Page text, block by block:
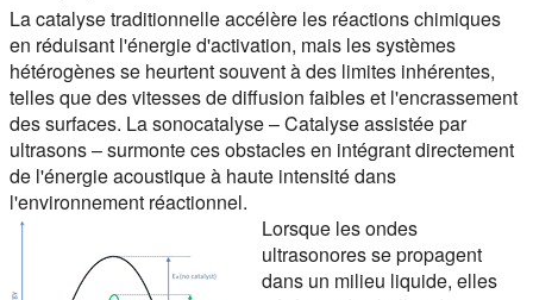
La catalyse traditionnelle accélère les réactions chimiques
en réduisant l'énergie d'activation, mais les systèmes
hétérogènes se heurtent souvent à des limites inhérentes,
telles que des vitesses de diffusion faibles et l'encrassement
des surfaces. La sonocatalyse – Catalyse assistée par
ultrasons – surmonte ces obstacles en intégrant directement
de l'énergie acoustique à haute intensité dans
l'environnement réactionnel.
Lorsque les ondes
ultrasonores se propagent
dans un milieu liquide, elles